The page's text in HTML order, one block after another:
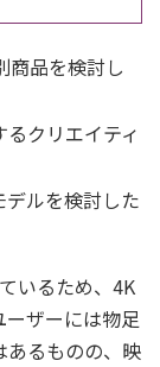
商品を検討し
クリエイティ
ルを検討した
いるため、4K
ザーには物足
あるものの、映